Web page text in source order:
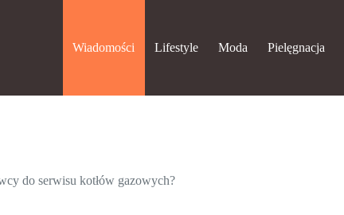
Wiadomości
Lifestyle Moda Pielęgnacja
do serwisu kotłów gazowych?